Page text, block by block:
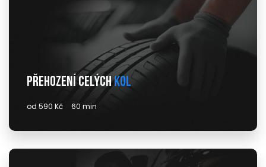
Přehození celýchkol
od 590 Kč 60 min